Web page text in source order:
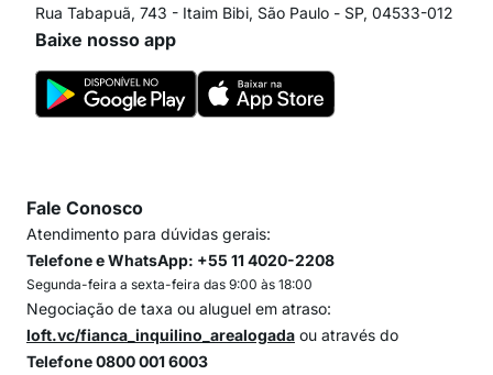
Rua Tabapuã, 743 - Itaim Bibi, São Paulo - SP, 04533-012
Baixe nosso app
Fale Conosco
Atendimento para dúvidas gerais:
Telefone e WhatsApp: +55 11 4020-2208
Segunda-feira a sexta-feira das 9:00 às 18:00
Negociação de taxa ou aluguel em atraso:
loft.vc/fianca_inquilino_arealogada ou através do
Telefone 0800 001 6003